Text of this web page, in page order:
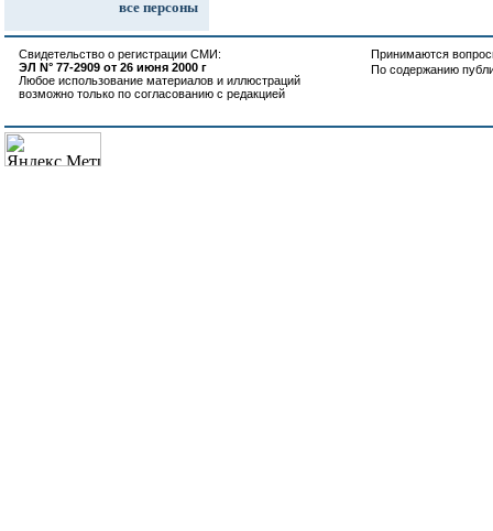
все персоны
Свидетельство о регистрации СМИ:
ЭЛ N° 77-2909 от 26 июня 2000 г
Любое использование материалов и иллюстраций
возможно только по согласованию с редакцией
Принимаются
По содержанию